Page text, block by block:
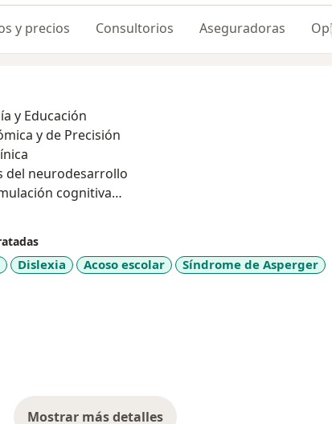
y precios Consultorios Aseguradoras
y Educación
y de Precisión
del neurodesarrollo
cognitiva
Dislexia Acoso escolar
Síndrome de Asperger
Mostrar más detalles